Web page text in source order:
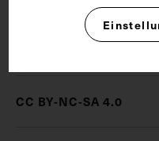
CC BY-NC-SA 4.0